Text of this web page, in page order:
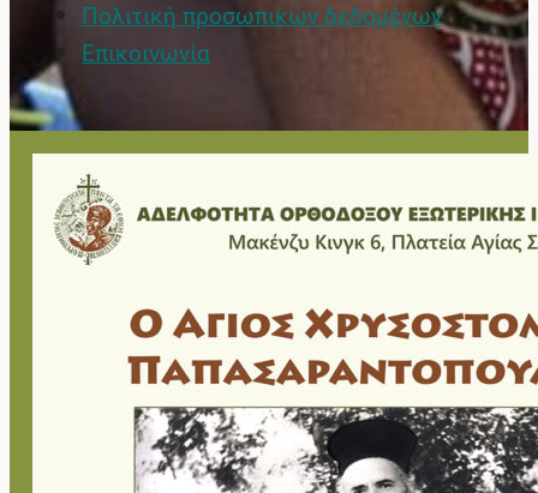
Πολιτική προσωπικών δεδομένων
Επικοινωνία